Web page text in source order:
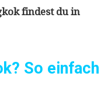
findest du in
So einfach